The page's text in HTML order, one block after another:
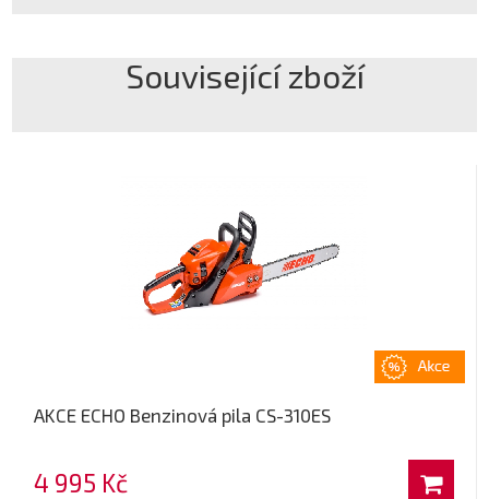
Související zboží
AKCE ECHO Benzinová pila CS-310ES
4 995 Kč